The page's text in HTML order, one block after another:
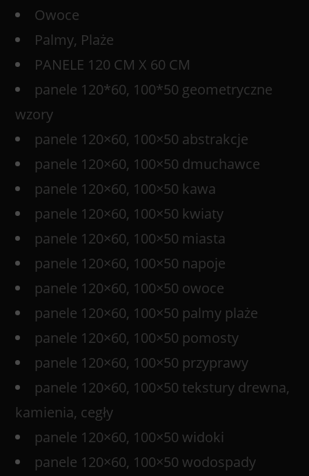
Owoce
Palmy, Plaże
PANELE 120 CM X 60 CM
panele 120*60, 100*50 geometryczne
wzory
panele 120×60, 100×50 abstrakcje
panele 120×60, 100×50 dmuchawce
panele 120×60, 100×50 kawa
panele 120×60, 100×50 kwiaty
panele 120×60, 100×50 miasta
panele 120×60, 100×50 napoje
panele 120×60, 100×50 owoce
panele 120×60, 100×50 palmy plaże
panele 120×60, 100×50 pomosty
panele 120×60, 100×50 przyprawy
panele 120×60, 100×50 tekstury drewna,
kamienia, cegły
panele 120×60, 100×50 widoki
panele 120×60, 100×50 wodospady